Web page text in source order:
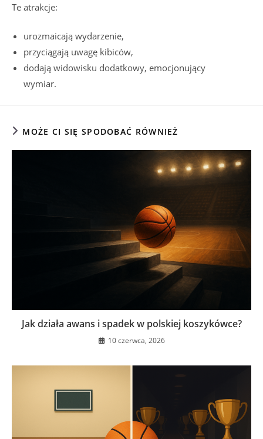
Te atrakcje:
urozmaicają wydarzenie,
przyciągają uwagę kibiców,
dodają widowisku dodatkowy, emocjonujący
wymiar.
MOŻE CI SIĘ SPODOBAĆ RÓWNIEŻ
Jak działa awans i spadek w polskiej koszykówce?
10 czerwca, 2026